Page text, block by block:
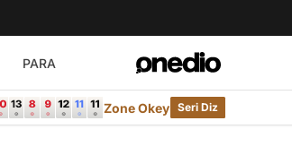
PARA
Zone Okey Seri Diz